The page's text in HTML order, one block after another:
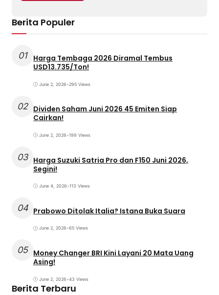
Berita Populer
01
Harga Tembaga 2026 Diramal Tembus
USD13.735/Ton!
June 2, 2026•295 Views
02 Dividen Saham Juni 2026 45 Emiten Siap
Cairkan!
June 2, 2026•199 Views
03 Harga Suzuki Satria Pro dan F150 Juni 2026,
Segini!
June 4, 2026•113 Views
04 Prabowo Ditolak Italia? Istana Buka Suara
June 2, 2026•65 Views
05 Money Changer BRI Kini Layani 20 Mata Uang
Asing!
June 2, 2026•43 Views
Berita Terbaru